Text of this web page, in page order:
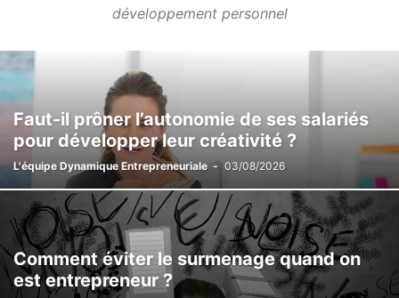
développement personnel
Faut-il prôner l’autonomie de ses salariés
pour développer leur créativité ?
L'équipe Dynamique Entrepreneuriale - 03/08/2026
Comment éviter le surmenage quand on
est entrepreneur ?